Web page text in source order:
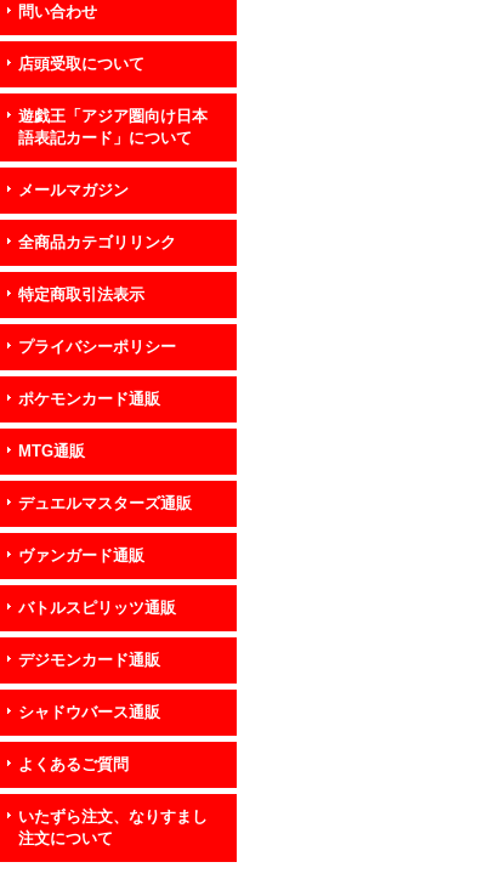
問い合わせ
店頭受取について
遊戯王「アジア圏向け日本
語表記カード」について
メールマガジン
全商品カテゴリリンク
特定商取引法表示
プライバシーポリシー
ポケモンカード通販
MTG通販
デュエルマスターズ通販
ヴァンガード通販
バトルスピリッツ通販
デジモンカード通販
シャドウバース通販
よくあるご質問
いたずら注文、なりすまし
注文について